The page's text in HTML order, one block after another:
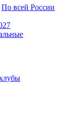
По всей России